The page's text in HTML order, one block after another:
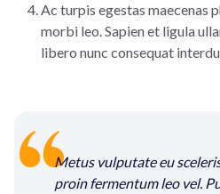
Ac turpis egestas maecenas
morbi leo. Sapien et ligula
libero nunc consequat
Metus vulputate eu
proin fermentum leo vel.